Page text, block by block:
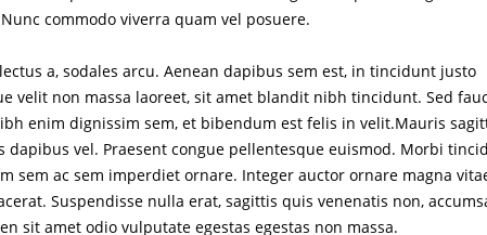
commodo viverra quam vel posuere.
a, sodales arcu. Aenean dapibus sem est, in tincidunt justo
velit non massa laoreet, sit amet blandit nibh tincidunt. Sed
enim dignissim sem, et bibendum est felis in velit.Mauris
vel. Praesent congue pellentesque euismod. Morbi
sem ac sem imperdiet ornare. Integer auctor ornare magna
Suspendisse nulla erat, sagittis quis venenatis non,
sit amet odio vulputate egestas egestas non massa.